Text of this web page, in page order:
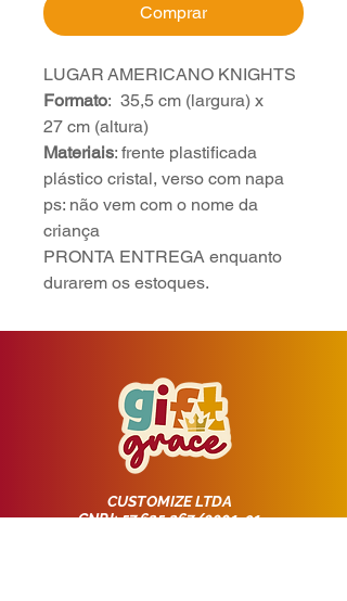
Comprar
LUGAR AMERICANO KNIGHTS
Formato: 35,5 cm (largura) x
27 cm (altura)
Materiais: frente plastificada
plástico cristal, verso com napa
ps: não vem com o nome da
criança
PRONTA ENTREGA enquanto
durarem os estoques.
CUSTOMIZE LTDA
CNPJ:57.625.267/0001-91